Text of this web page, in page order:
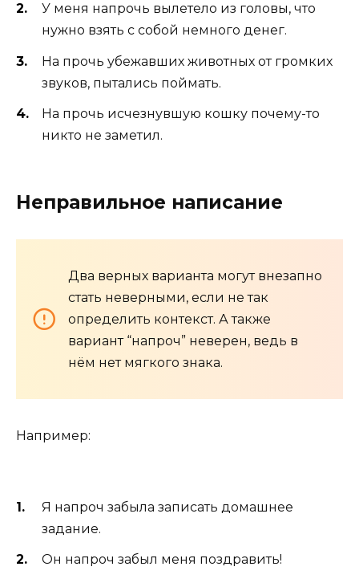
У меня напрочь вылетело из головы, что
нужно взять с собой немного денег.
На прочь убежавших животных от громких
звуков, пытались поймать.
На прочь исчезнувшую кошку почему-то
никто не заметил.
Неправильное написание
Два верных варианта могут внезапно
стать неверными, если не так
определить контекст. А также
вариант “напроч” неверен, ведь в
нём нет мягкого знака.
Например:
Я напроч забыла записать домашнее
задание.
Он напроч забыл меня поздравить!